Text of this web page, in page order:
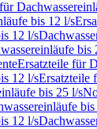
bis 12 l/s
12 l/s
bis
Ersatzteile für
12 l/sErsatzteile
bis 25 l/s
12 l/s